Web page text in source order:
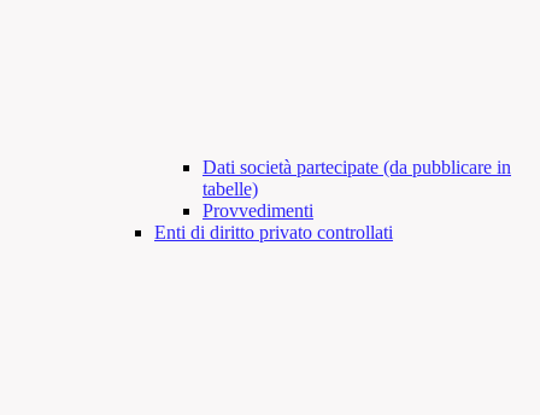
Dati società partecipate (da pubblicare in
tabelle)
Provvedimenti
Enti di diritto privato controllati